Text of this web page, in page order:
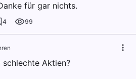
für gar nichts.
4 99
schlechte Aktien?